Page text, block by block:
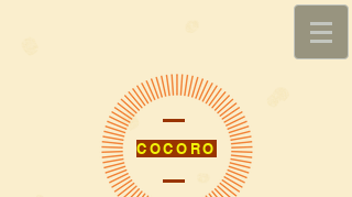
COCORO